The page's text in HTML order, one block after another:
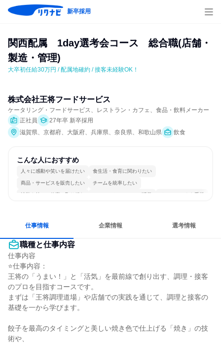
新卒採用
関西配属　1day選考会コース　総合職(店舗・
製造・管理)
大卒初任給30万円 / 配属地確約 / 接客未経験OK！
株式会社王将フードサービス
ケータリング・フードサービス、レストラン・カフェ、食品・飲料メーカー
正社員
27年卒 新卒採用
滋賀県、京都府、大阪府、兵庫県、奈良県、和歌山県
飲食
こんな人におすすめ
人々に感動や笑いを届けたい 食生活・食育に関わりたい
商品・サービスを販売したい チームを統率したい
情熱を持って仕事に取り組む コミュニケーションが活発 チームワークを重視
仕事情報 企業情報 選考情報
職種と仕事内容
仕事内容
⭐仕事内容：
王将の「うまい！」と「活気」を最前線で創り出す、調理・接客
のプロを目指すコースです。
まずは「王将調理道場」や店舗での実践を通じて、調理と接客の
基礎を一から学びます。
餃子を最高のタイミングと美しい焼き色で仕上げる「焼き」の技
術や、